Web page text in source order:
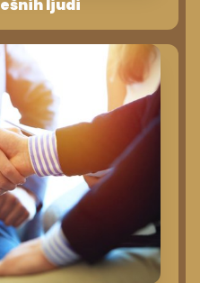
ljudi